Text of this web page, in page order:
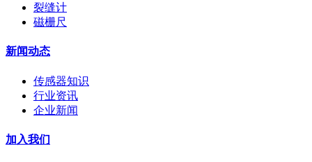
裂缝计
磁栅尺
新闻动态
传感器知识
行业资讯
企业新闻
加入我们